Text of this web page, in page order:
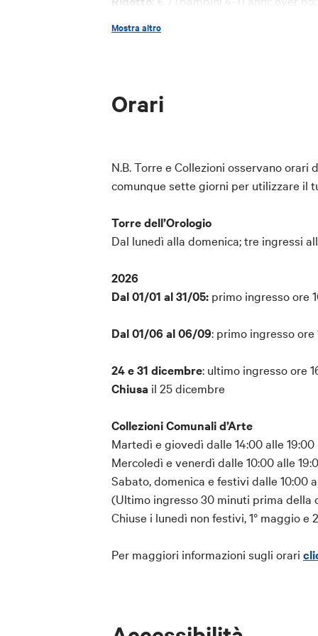
Ridotto Card Cultura
Gratuito:
per bambini 0-3; guide turistiche
point di Bologna Welcome in Piazza
Visita con audioguida della Torre
Ingresso alle Collezioni Comunali
Punto di ritrovo:
Torre dell’Orologio,
ingresso da Sala Farnese, secondo
Dalle ore 19 il portone di ingresso
dello staff.
Rimborso e modifiche:
Cancellazione con rimborso o
dell’inizio dell’attività.
Prima di prenotare ricorda che
Prenotazione:la prenotazione è
previsto alcun rimborso.
Mostra altro
Orari
N.B. Torre e Collezioni osservano
comunque sette giorni per utilizzare il
Torre dell’Orologio
Dal lunedì alla domenica; tre ingressi
2026
Dal 01/01 al 31/05: primo ingresso ore
Dal 01/06 al 06/09: primo ingresso ore
24 e 31 dicembre: ultimo ingresso ore
Chiusa il 25 dicembre
Collezioni Comunali d’Arte
Martedì e giovedì dalle 14:00 alle 19:00
Mercoledì e venerdì dalle 10:00 alle
Sabato, domenica e festivi dalle 10:00
(Ultimo ingresso 30 minuti prima della
Chiuse i lunedì non festivi, 1° maggio e
Per maggiori informazioni sugli orari